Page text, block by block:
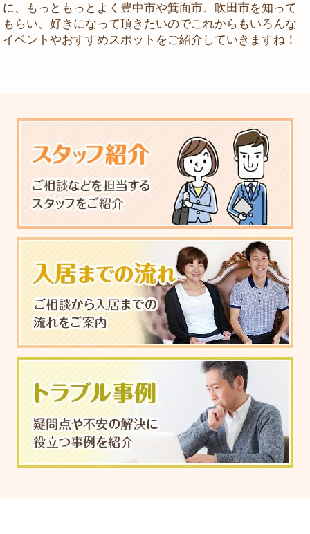
に、もっともっとよく豊中市や箕面市、吹田市を知って
もらい、好きになって頂きたいのでこれからもいろんな
イベントやおすすめスポットをご紹介していきますね！